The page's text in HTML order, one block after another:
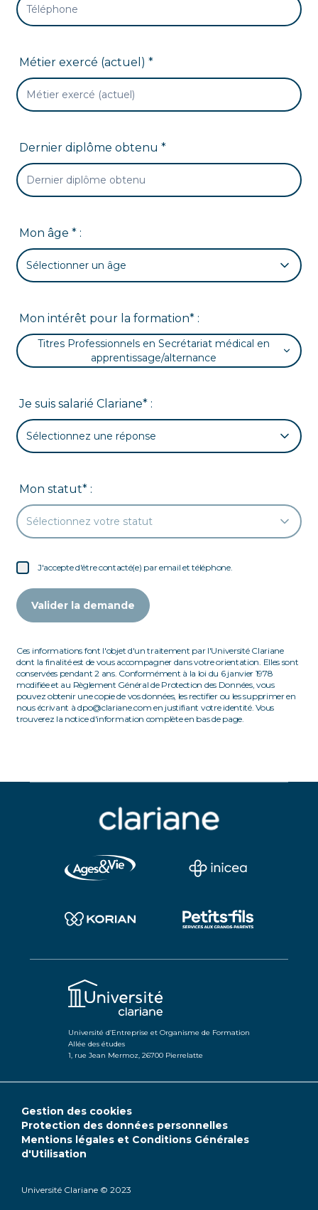
Métier exercé (actuel) *
Dernier diplôme obtenu *
Mon âge * :
Sélectionner un âge
Mon intérêt pour la formation* :
Titres Professionnels en Secrétariat médical en
apprentissage/alternance
Je suis salarié Clariane* :
Sélectionnez une réponse
Mon statut* :
Sélectionnez votre statut
J'accepte d'être contacté(e) par email et téléphone.
Valider la demande
Ces informations font l'objet d'un traitement par l'Université Clariane
dont la finalité est de vous accompagner dans votre orientation. Elles sont
conservées pendant 2 ans. Conformément à la loi du 6 janvier 1978
modifiée et au Règlement Général de Protection des Données, vous
pouvez obtenir une copie de vos données, les rectifier ou les supprimer en
nous écrivant à dpo@clariane.com en justifiant votre identité. Vous
trouverez la notice d'information complète en bas de page.
Université d’Entreprise et Organisme de Formation
Allée des études
1, rue Jean Mermoz, 26700 Pierrelatte
Université Clariane © 2023
Gestion des cookies
Protection des données personnelles
Mentions légales et Conditions Générales
d'Utilisation